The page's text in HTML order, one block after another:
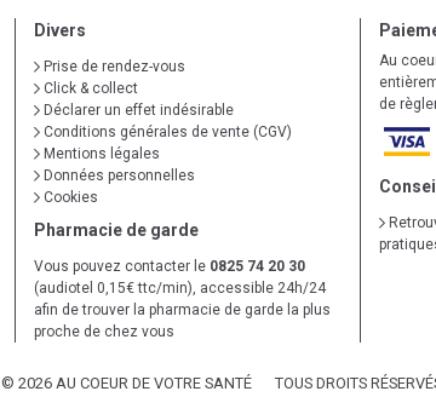
Divers
Prise de rendez-vous
Click & collect
Déclarer un effet indésirable
Conditions générales de vente (CGV)
Mentions légales
Données personnelles
Cookies
Pharmacie de garde
Vous pouvez contacter le 0825 74 20 30
(audiotel 0,15€ ttc/min), accessible 24h/24
afin de trouver la pharmacie de garde la plus
proche de chez vous
Au
de
© 2026 AU COEUR DE VOTRE SANTÉ TOUS DROITS